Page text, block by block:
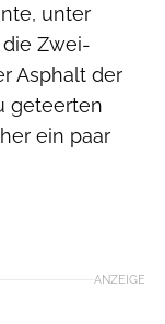
unter
Zwei-
Asphalt der
geteerten
ein paar
ANZEIGE